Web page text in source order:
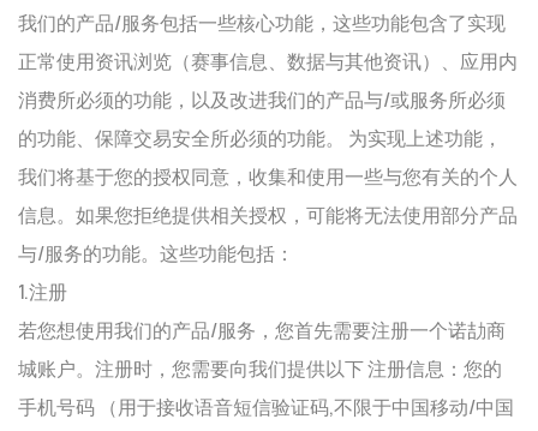
我们的产品/服务包括一些核心功能，这些功能包含了实现
正常使用资讯浏览（赛事信息、数据与其他资讯）、应用内
消费所必须的功能，以及改进我们的产品与/或服务所必须
的功能、保障交易安全所必须的功能。 为实现上述功能，
我们将基于您的授权同意，收集和使用一些与您有关的个人
信息。如果您拒绝提供相关授权，可能将无法使用部分产品
与/服务的功能。这些功能包括：
1.注册
若您想使用我们的产品/服务，您首先需要注册一个诺劼商
城账户。注册时，您需要向我们提供以下 注册信息：您的
手机号码 （用于接收语音短信验证码,不限于中国移动/中国